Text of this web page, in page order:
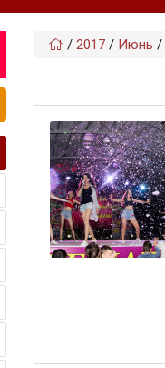
/ 2017/ Июнь /